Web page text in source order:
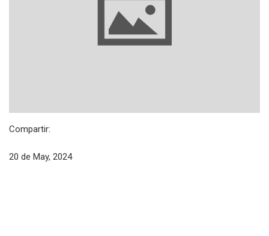
Compartir:
20 de May, 2024